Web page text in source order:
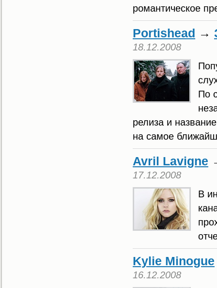
романтическое
Portishead →
18.12.2008
По
релиза и
на самое
Avril Lavigne
17.12.2008
В
Kylie Minogue
16.12.2008